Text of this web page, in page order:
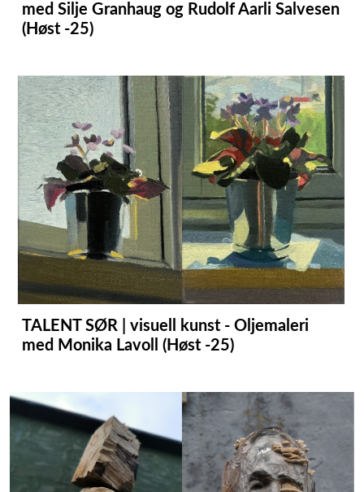
med Silje Granhaug og Rudolf Aarli Salvesen
(Høst -25)
TALENT SØR | visuell kunst - Oljemaleri
med Monika Lavoll (Høst -25)